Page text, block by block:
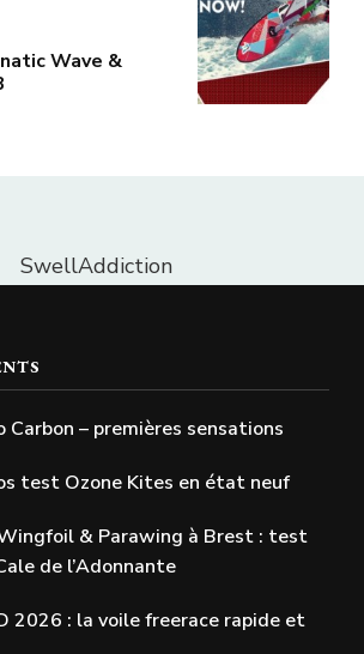
Wave &
SwellAddiction
Carbon – premières sensations
test Ozone Kites en état neuf
& Parawing à Brest : test
de l’Adonnante
2026 : la voile freerace rapide et